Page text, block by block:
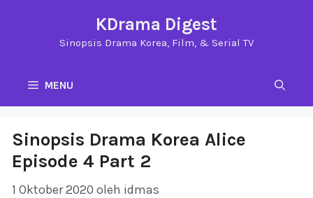
KDrama Digest
Sinopsis Drama Korea, Film, & Serial TV
MENU
Sinopsis Drama Korea Alice
Episode 4 Part 2
1 Oktober 2020 oleh idmas